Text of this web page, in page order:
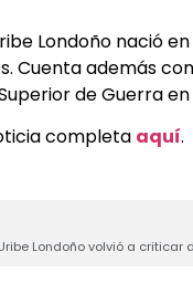
Londoño nació
Cuenta además
de Guerra
completa aquí.